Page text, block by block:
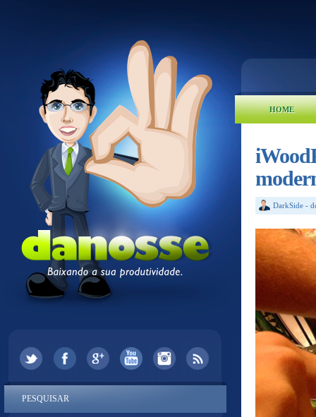
HOME
DarkSide -
PESQUISAR